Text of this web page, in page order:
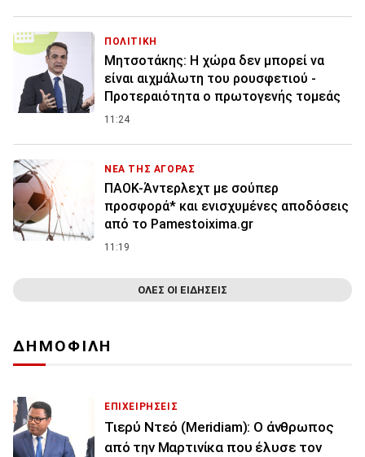
ΠΟΛΙΤΙΚΗ
Μητσοτάκης: Η χώρα δεν μπορεί να
είναι αιχμάλωτη του ρουσφετιού -
Προτεραιότητα ο πρωτογενής τομεάς
11:24
ΝΕΑ ΤΗΣ ΑΓΟΡΑΣ
ΠΑΟΚ-Άντερλεχτ με σούπερ
προσφορά* και ενισχυμένες αποδόσεις
από το Pamestoixima.gr
11:19
ΟΛΕΣ ΟΙ ΕΙΔΗΣΕΙΣ
ΔΗΜΟΦΙΛΗ
ΕΠΙΧΕΙΡΗΣΕΙΣ
Τιερύ Ντεό (Meridiam): Ο άνθρωπος
από την Μαρτινίκα που έλυσε τον